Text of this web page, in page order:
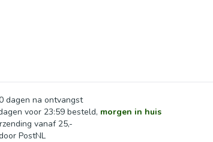
met hoogwaardige functionaliteit en is een
dagen na ontvangst
voor 23:59 besteld, morgen in huis
vanaf 25,-
PostNL